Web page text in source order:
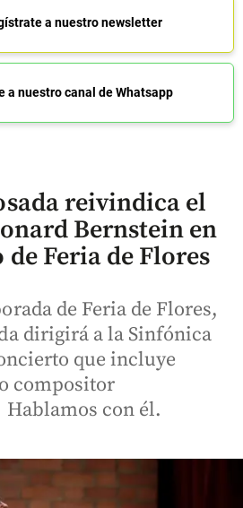
a nuestro newsletter
a nuestro canal de Whatsapp
reivindica el
Bernstein en
Feria de Flores
de Feria de Flores,
dirigirá a la Sinfónica
que incluye
compositor
Hablamos con él.